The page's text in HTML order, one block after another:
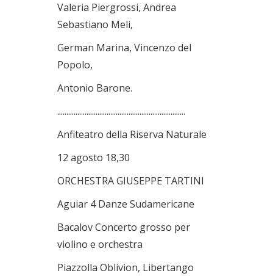
Valeria Piergrossi, Andrea
Sebastiano Meli,
German Marina, Vincenzo del
Popolo,
Antonio Barone.
......................................................................
Anfiteatro della Riserva Naturale
12 agosto 18,30
ORCHESTRA GIUSEPPE TARTINI
Aguiar 4 Danze Sudamericane
Bacalov Concerto grosso per
violino e orchestra
Piazzolla Oblivion, Libertango